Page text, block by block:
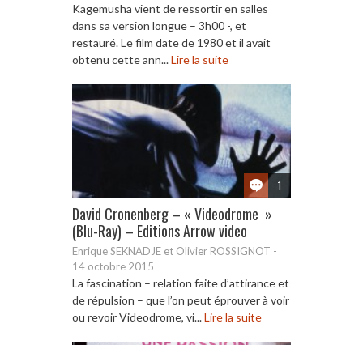
Kagemusha vient de ressortir en salles
dans sa version longue – 3h00 -, et
restauré. Le film date de 1980 et il avait
obtenu cette ann...Lire la suite
1
David Cronenberg – « Videodrome »
(Blu-Ray) – Editions Arrow video
Enrique SEKNADJE et Olivier ROSSIGNOT -
14 octobre 2015
La fascination – relation faite d’attirance et
de répulsion – que l’on peut éprouver à voir
ou revoir Videodrome, vi...Lire la suite